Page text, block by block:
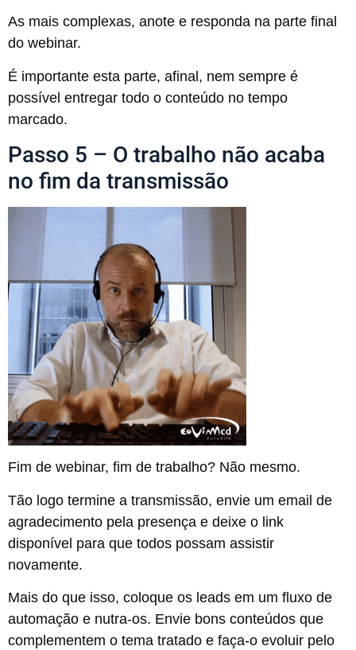
As mais complexas, anote e responda na parte final
do webinar.
É importante esta parte, afinal, nem sempre é
possível entregar todo o conteúdo no tempo
marcado.
Passo 5 – O trabalho não acaba
no fim da transmissão
Fim de webinar, fim de trabalho? Não mesmo.
Tão logo termine a transmissão, envie um email de
agradecimento pela presença e deixe o link
disponível para que todos possam assistir
novamente.
Mais do que isso, coloque os leads em um fluxo de
automação e nutra-os. Envie bons conteúdos que
complementem o tema tratado e faça-o evoluir pelo